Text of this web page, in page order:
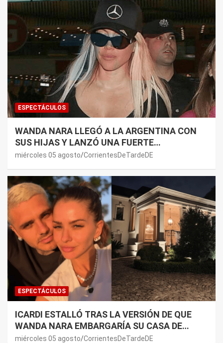
ESPECTÁCULOS
WANDA NARA LLEGÓ A LA ARGENTINA CON
SUS HIJAS Y LANZÓ UNA FUERTE
PREMONICIÓN SOBRE MAURO ICARDI
miércoles 05 agosto CorrientesDeTardeDE
ESPECTÁCULOS
ICARDI ESTALLÓ TRAS LA VERSIÓN DE QUE
WANDA NARA EMBARGARÍA SU CASA DE
NORDELTA: “NECESITAN RASCAR DE ALGÚN
miércoles 05 agosto CorrientesDeTardeDE